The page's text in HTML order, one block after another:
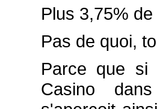
Plus 3,75%
Pas de quoi,
Parce que si
Casino